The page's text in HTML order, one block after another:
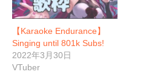
【Karaoke Endurance】
Singing until 801k Subs!
2022年3月30日
VTuber